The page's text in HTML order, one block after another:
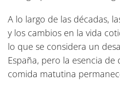
A lo largo de las décadas,
y los cambios en la vida
lo que se considera un
España, pero la esencia
comida matutina